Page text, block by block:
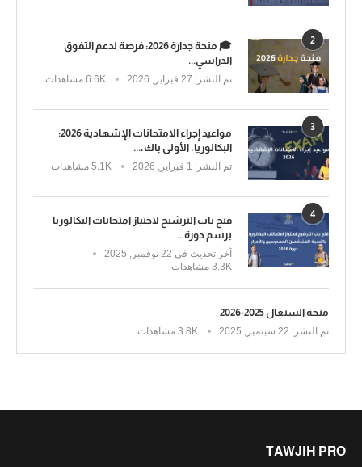
2
🎓 منحة جدارة 2026: فرصة لدعم التفوق
الدراسي...
تم النشر: 6.6K مشاهدات
3
مواعيد إجراء الامتحانات الإشهادية 2026:
البكالوريا، الأولى باك،...
تم النشر: 5.1K مشاهدات
4
فتح باب الترشيح لاجتياز امتحانات البكالوريا
برسم دورة...
آخر تحديث في
3.3K مشاهدات
منحة السنغال 2025-2026
تم النشر: 3.8K مشاهدات
TAWJIH PRO